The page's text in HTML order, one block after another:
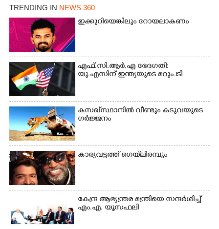
20 ആൺകുട്ടികളുടെ 200
മത്സരത്തിനിടെ സിന്തറ്റിക്
ട്രാക്കിന് കുറുകെ ഓടുന്ന
നായകൾ.
TRENDING IN NEWS 360
ഇക്കുറിയെങ്കിലും റോയലാകണം
എഫ്.സി.ആർ.എ ഭേദഗതി:
യു.എസിന് ഇന്ത്യയുടെ മറുപടി
കസഖ്‌സ്ഥാനിൽ വീണ്ടും കടുവയുടെ
ഗർജ്ജനം
കാര്യവട്ടത്ത് ഗെയ്‌ലിരമ്പും
കേന്ദ്ര ആഭ്യന്ത്രര മന്ത്രിയെ സന്ദർശിച്ച്
എം.എ. യൂസഫലി